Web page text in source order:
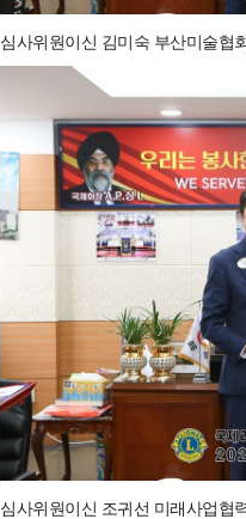
심사위원이신 김미숙 부산미술협
심사위원이신 조귀선 미래사업협